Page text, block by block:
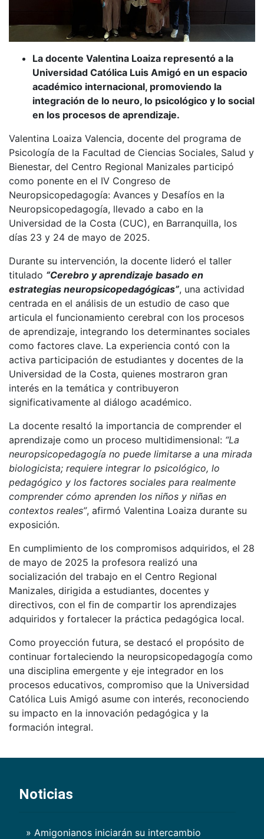
La docente Valentina Loaiza representó a la
Universidad Católica Luis Amigó en un espacio
académico internacional, promoviendo la
integración de lo neuro, lo psicológico y lo social
en los procesos de aprendizaje.
Valentina Loaiza Valencia, docente del programa de
Psicología de la Facultad de Ciencias Sociales, Salud y
Bienestar, del Centro Regional Manizales participó
como ponente en el IV Congreso de
Neuropsicopedagogía: Avances y Desafíos en la
Neuropsicopedagogía, llevado a cabo en la
Universidad de la Costa (CUC), en Barranquilla, los
días 23 y 24 de mayo de 2025.
Durante su intervención, la docente lideró el taller
titulado “Cerebro y aprendizaje basado en
estrategias neuropsicopedagógicas”, una actividad
centrada en el análisis de un estudio de caso que
articula el funcionamiento cerebral con los procesos
de aprendizaje, integrando los determinantes sociales
como factores clave. La experiencia contó con la
activa participación de estudiantes y docentes de la
Universidad de la Costa, quienes mostraron gran
interés en la temática y contribuyeron
significativamente al diálogo académico.
La docente resaltó la importancia de comprender el
aprendizaje como un proceso multidimensional: “La
neuropsicopedagogía no puede limitarse a una mirada
biologicista; requiere integrar lo psicológico, lo
pedagógico y los factores sociales para realmente
comprender cómo aprenden los niños y niñas en
contextos reales”, afirmó Valentina Loaiza durante su
exposición.
En cumplimiento de los compromisos adquiridos, el 28
de mayo de 2025 la profesora realizó una
socialización del trabajo en el Centro Regional
Manizales, dirigida a estudiantes, docentes y
directivos, con el fin de compartir los aprendizajes
adquiridos y fortalecer la práctica pedagógica local.
Como proyección futura, se destacó el propósito de
continuar fortaleciendo la neuropsicopedagogía como
una disciplina emergente y eje integrador en los
procesos educativos, compromiso que la Universidad
Católica Luis Amigó asume con interés, reconociendo
su impacto en la innovación pedagógica y la
formación integral.
Noticias
» Amigonianos iniciarán su intercambio